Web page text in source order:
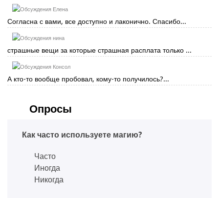
Елена
Согласна с вами, все доступно и лаконично. Спасибо...
нина
страшные вещи за которые страшная расплата только ...
Консол
А кто-то вообще пробовал, кому-то получилось?...
Опросы
Как часто используете магию?
Часто
Иногда
Никогда